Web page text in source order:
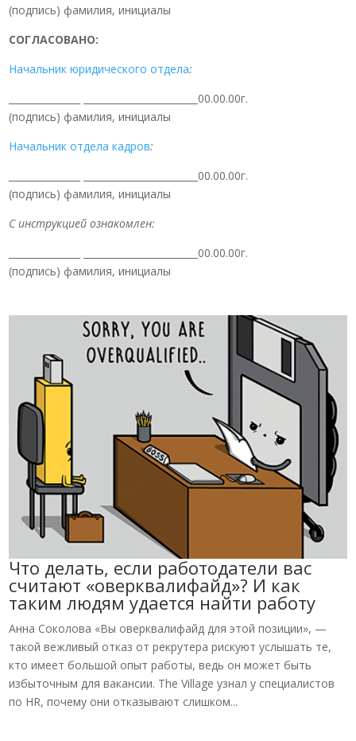
(подпись) фамилия, инициалы
СОГЛАСОВАНО:
Начальник юридического отдела:
_______________ ________________________00.00.00г.
(подпись) фамилия, инициалы
Начальник отдела кадров:
_______________ ________________________00.00.00г.
(подпись) фамилия, инициалы
С инструкцией ознакомлен:
_______________ ________________________00.00.00г.
(подпись) фамилия, инициалы
Что делать, если работодатели вас
считают «оверквалифайд»? И как
таким людям удается найти работу
Анна Соколова «Вы оверквалифайд для этой позиции», —
такой вежливый отказ от рекрутера рискуют услышать те,
кто имеет большой опыт работы, ведь он может быть
избыточным для вакансии. The Village узнал у специалистов
по HR, почему они отказывают слишком...